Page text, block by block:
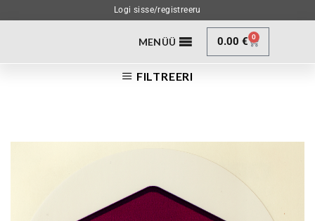
Logi sisse/registreeru
MENÜÜ 0.00€ 0
FILTREERI